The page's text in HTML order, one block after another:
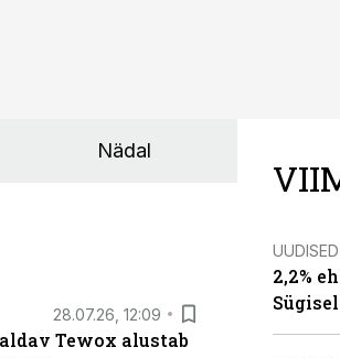
Nädal
28.07.26, 12:09
Tewox alustab
UUDISED
2,2%